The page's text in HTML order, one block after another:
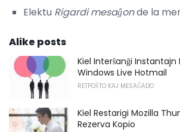
Elektu Rigardi mesaĝonde la
Alike posts
Kiel Interŝanĝi Instantajn
Windows Live Hotmail
RETPOŜTO KAJ MESAĜADO
Kiel Restarigi Mozilla
Rezerva Kopio